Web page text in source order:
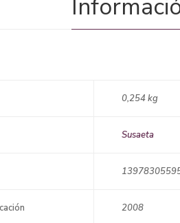
0,254 kg
Susaeta
2008